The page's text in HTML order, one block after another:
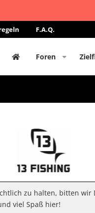
F.A.Q.
Foren
zu halten, bitten
viel Spaß hier!